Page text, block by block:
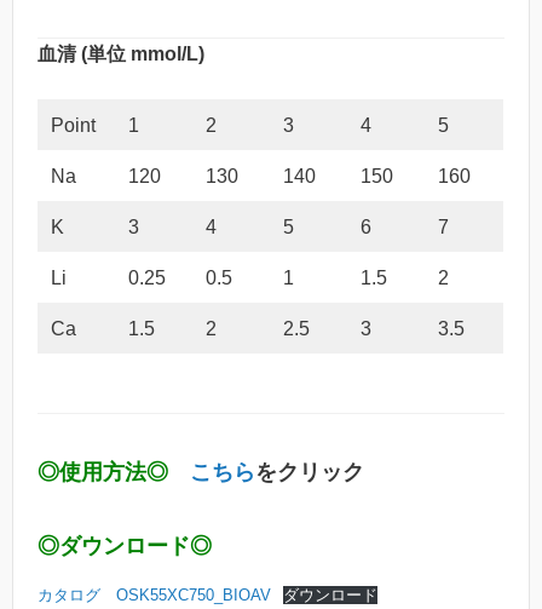
血清 (単位 mmol/L)
Point 1 2 3 4 5
Na 120 130 140 150 160
K 3 4 5 6 7
Li 0.25 0.5 1 1.5 2
Ca 1.5 2 2.5 3 3.5
◎使用方法◎ こちら をクリック
◎ダウンロード◎
カタログ OSK55XC750_BIOAV ダウンロード